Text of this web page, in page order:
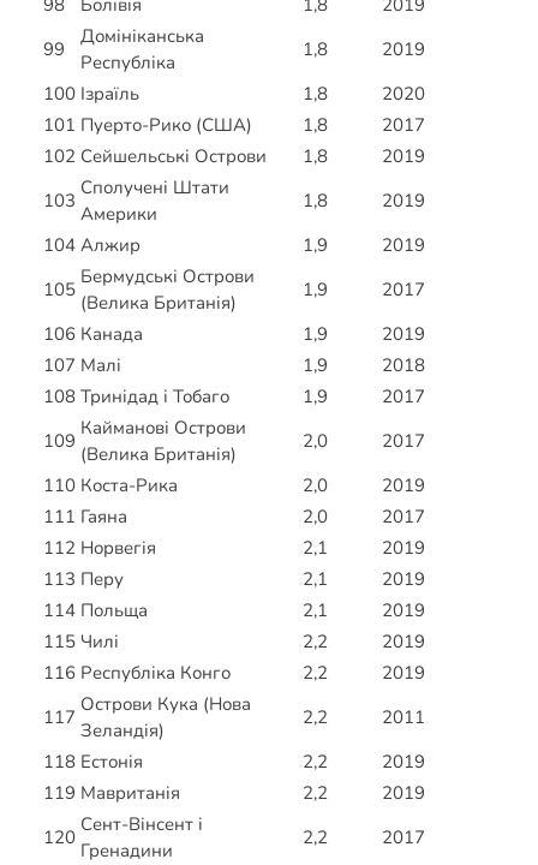
98 Болівія 1,8
2019
99
Домініканська
Республіка
1,8
2019
100 Ізраїль 1,8
2020
101 Пуерто-Рико (США) 1,8
2017
102 Сейшельські Острови 1,8
2019
103
Сполучені Штати
Америки
1,8
2019
104 Алжир 1,9
2019
105
Бермудські Острови
(Велика Британія)
1,9
2017
106 Канада 1,9
2019
107 Малі 1,9
2018
108 Тринідад і Тобаго 1,9
2017
109
Кайманові Острови
(Велика Британія)
2,0
2017
110 Коста-Рика 2,0
2019
111 Гаяна 2,0
2017
112 Норвегія 2,1
2019
113 Перу 2,1
2019
114 Польща 2,1
2019
115 Чилі 2,2
2019
116 Республіка Конго 2,2
2019
117
Острови Кука (Нова
Зеландія)
2,2
2011
118 Естонія 2,2
2019
119 Мавританія 2,2
2019
120
Сент-Вінсент і
Гренадини
2,2
2017